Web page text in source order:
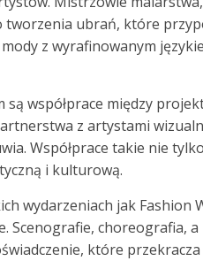
ubrań, które
z wyrafinowanym
są współprace między
z artystami
Współprace takie nie
i kulturową.
wydarzeniach jak Fashion
Scenografie, choreografia,
które